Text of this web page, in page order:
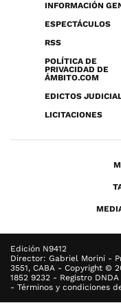
INFORMACIÓN
ESPECTÁCULOS
RSS
POLÍTICA DE
PRIVACIDAD DE
ÁMBITO.COM
EDICTOS
LICITACIONES
Edición N9412
Director: Gabriel Morini -
3551, CABA - Copyright ©
1852 9232 - Registro
- Términos y condiciones